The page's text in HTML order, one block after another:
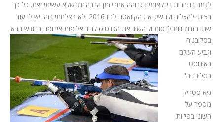
לגמר בתחרות בינלאומית גבוהה אחרי זמן הרבה זמן שלא עשיתי זאת. כל כך
רציתי להצליח ולהשיג את הקוואטה לריו 2016 ולא הצלחתי בזה. יש לי עוד
שתי הזדמנויות לנסות ול השיג את הכרטיס לריו: אליפות אירופה בחודש הבא
בסלובניה
וגביע העולם
באוגוסט
בסלובניה".
גיא סטריק
מספר על
השוני בפיזיות